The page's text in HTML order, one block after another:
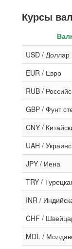
Курсы
USD /
EUR / Евро
RUB /
GBP / Фунт
CNY /
UAH /
JPY / Иена
TRY /
INR /
CHF /
MDL /